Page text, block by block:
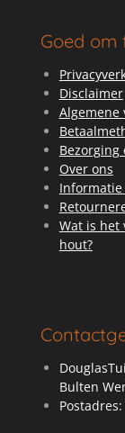
Goed om
Disclaimer
Algemene
Bezorging
Over ons
Wat is het
hout?